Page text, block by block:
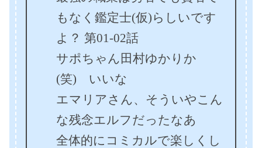
もなく鑑定士(仮)らしいです
よ？ 第01-02話
サポちゃん田村ゆかりか
(笑) いいな
エマリアさん、そういやこん
な残念エルフだったなあ
全体的にコミカルで楽しくし